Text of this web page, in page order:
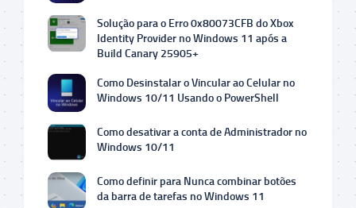
Solução para o Erro 0x80073CFB do Xbox
Identity Provider no Windows 11 após a
Build Canary 25905+
Como Desinstalar o Vincular ao Celular no
Windows 10/11 Usando o PowerShell
Como desativar a conta de Administrador no
Windows 10/11
Como definir para Nunca combinar botões
da barra de tarefas no Windows 11